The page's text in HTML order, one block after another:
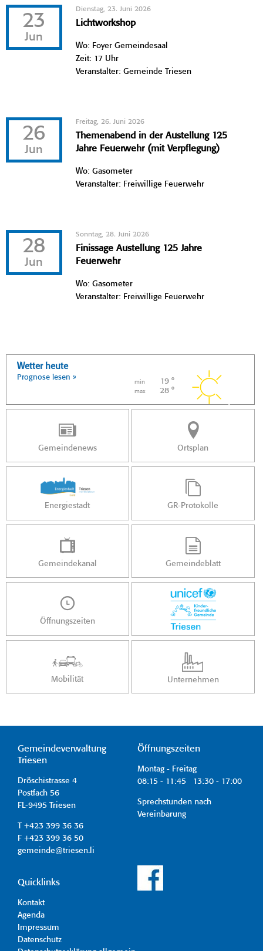
23
Jun
Dienstag, 23. Juni 2026
Lichtworkshop
Wo: Foyer Gemeindesaal
Zeit: 17 Uhr
Veranstalter: Gemeinde Triesen
26
Jun
Freitag, 26. Juni 2026
Themenabend in der Austellung 125
Jahre Feuerwehr (mit Verpflegung)
Wo: Gasometer
Veranstalter: Freiwillige Feuerwehr
28
Jun
Sonntag, 28. Juni 2026
Finissage Austellung 125 Jahre
Feuerwehr
Wo: Gasometer
Veranstalter: Freiwillige Feuerwehr
Wetter heute
Prognose lesen »
min 19 °
max 28 °
Gemeindenews Ortsplan
Energiestadt GR-Protokolle
Gemeindekanal Gemeindeblatt
Öffnungszeiten
Mobilität Unternehmen
Gemeindeverwaltung
Triesen
Dröschistrasse 4
Postfach 56
FL-9495 Triesen
T +423 399 36 36
F +423 399 36 50
gemeinde@triesen.li
Öffnungszeiten
Montag - Freitag
08:15 - 11:45 13:30 - 17:00
Sprechstunden nach
Vereinbarung
Quicklinks
Kontakt
Agenda
Impressum
Datenschutz